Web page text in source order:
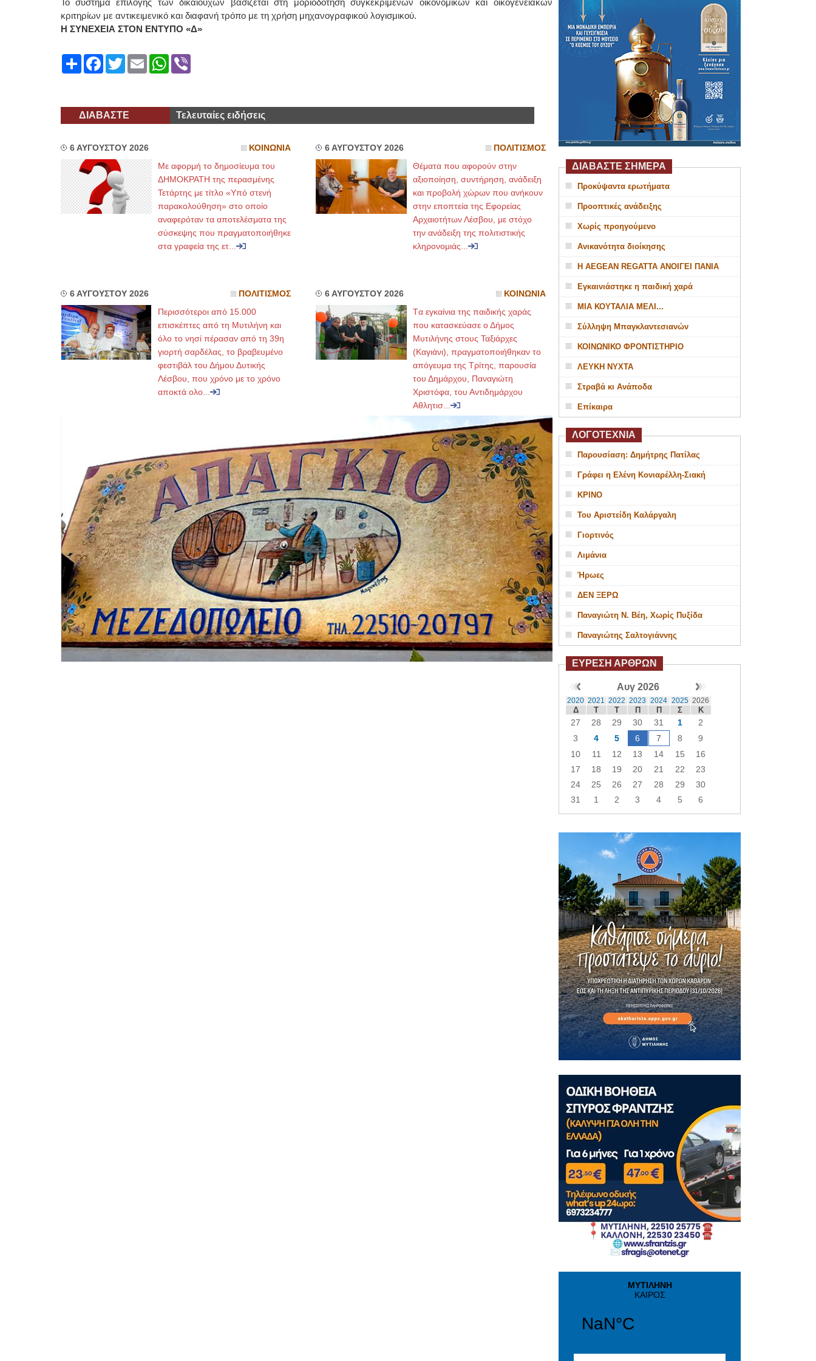
Το σύστημα επιλογής των δικαιούχων βασίζεται στη μοριοδότηση συγκεκριμένων οικονομικών και οικογενειακών
κριτηρίων με αντικειμενικό και διαφανή τρόπο με τη χρήση μηχανογραφικού λογισμικού.
Η ΣΥΝΕΧΕΙΑ ΣΤΟΝ ΕΝΤΥΠΟ «Δ»
ShareFacebook
TwitterEmailWhatsApp
Viber
ΔΙΑΒΑΣΤΕ Τελευταίες ειδήσεις
6 ΑΥΓΟΥΣΤΟΥ 2026 ΚΟΙΝΩΝΙΑ
Με αφορμή το δημοσίευμα του
ΔΗΜΟΚΡΑΤΗ της περασμένης
Τετάρτης με τίτλο «Υπό στενή
παρακολούθηση» στο οποίο
αναφερόταν τα αποτελέσματα της
σύσκεψης που πραγματοποιήθηκε
στα γραφεία της ετ...
6 ΑΥΓΟΥΣΤΟΥ 2026 ΠΟΛΙΤΙΣΜΟΣ
Θέματα που αφορούν στην
αξιοποίηση, συντήρηση, ανάδειξη
και προβολή χώρων που ανήκουν
στην εποπτεία της Εφορείας
Αρχαιοτήτων Λέσβου, με στόχο
την ανάδειξη της πολιτιστικής
κληρονομιάς...
6 ΑΥΓΟΥΣΤΟΥ 2026 ΠΟΛΙΤΙΣΜΟΣ
Περισσότεροι από 15.000
επισκέπτες από τη Μυτιλήνη και
όλο το νησί πέρασαν από τη 39η
γιορτή σαρδέλας, το βραβευμένο
φεστιβάλ του Δήμου Δυτικής
Λέσβου, που χρόνο με το χρόνο
αποκτά ολο...
6 ΑΥΓΟΥΣΤΟΥ 2026 ΚΟΙΝΩΝΙΑ
Tα εγκαίνια της παιδικής χαράς
που κατασκεύασε ο Δήμος
Μυτιλήνης στους Ταξιάρχες
(Καγιάνι), πραγματοποιήθηκαν το
απόγευμα της Τρίτης, παρουσία
του Δημάρχου, Παναγιώτη
Χριστόφα, του Αντιδημάρχου
Αθλητισ...
ΔΙΑΒΑΣΤΕ ΣΗΜΕΡΑ
Προκύψαντα ερωτήματα
Προοπτικές ανάδειξης
Χωρίς προηγούμενο
Ανικανότητα διοίκησης
Η AEGEAN REGATTA ΑΝΟΙΓΕΙ ΠΑΝΙΑ
Εγκαινιάστηκε η παιδική χαρά
ΜΙΑ ΚΟΥΤΑΛΙΑ ΜΕΛΙ...
Σύλληψη Μπαγκλαντεσιανών
ΚΟΙΝΩΝΙΚΟ ΦΡΟΝΤΙΣΤΗΡΙΟ
ΛΕΥΚΗ ΝΥΧΤΑ
Στραβά κι Ανάποδα
Επίκαιρα
ΛΟΓΟΤΕΧΝΙΑ
Παρουσίαση: Δημήτρης Πατίλας
Γράφει η Ελένη Κονιαρέλλη-Σιακή
ΚΡΙΝΟ
Του Αριστείδη Καλάργαλη
Γιορτινός
Λιμάνια
Ήρωες
ΔΕΝ ΞΕΡΩ
Παναγιώτη Ν. Βέη, Χωρίς Πυξίδα
Παναγιώτης Σαλτογιάννης
ΕΥΡΕΣΗ ΑΡΘΡΩΝ
Αυγ 2026
2020 2021 2022 2023 2024 2025 2026
Δ Τ Τ Π Π Σ Κ
27 28 29 30 31 1
2
3
4 5 6 7 8
9
10
11 12 13 14 15
16
17
18 19 20 21 22
23
24
25 26 27 28 29
30
31
1 2 3 4 5 6